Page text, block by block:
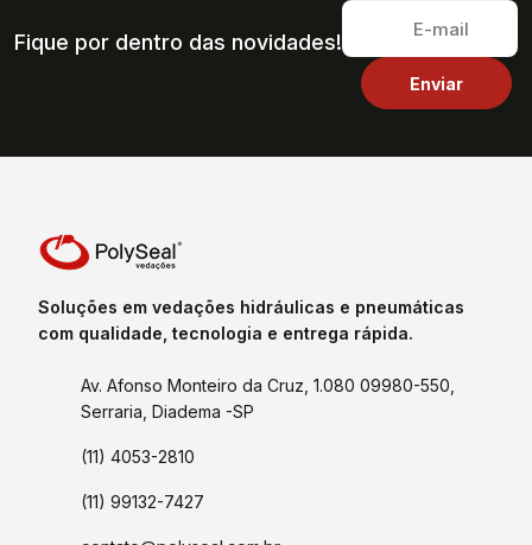
Fique por dentro das novidades!
Soluções em vedações hidráulicas e pneumáticas
com qualidade, tecnologia e entrega rápida.
Av. Afonso Monteiro da Cruz, 1.080 09980-550,
Serraria, Diadema -SP
(11) 4053-2810
(11) 99132-7427